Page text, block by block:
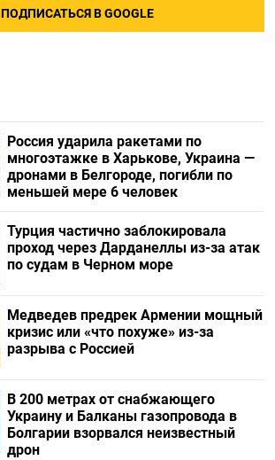
ПОДПИСАТЬСЯ В GOOGLE
Россия ударила ракетами по
многоэтажке в Харькове, Украина —
дронами в Белгороде, погибли по
меньшей мере 6 человек
Турция частично заблокировала
проход через Дарданеллы из-за атак
по судам в Черном море
Медведев предрек Армении мощный
кризис или «что похуже» из-за
разрыва с Россией
В 200 метрах от снабжающего
Украину и Балканы газопровода в
Болгарии взорвался неизвестный
дрон